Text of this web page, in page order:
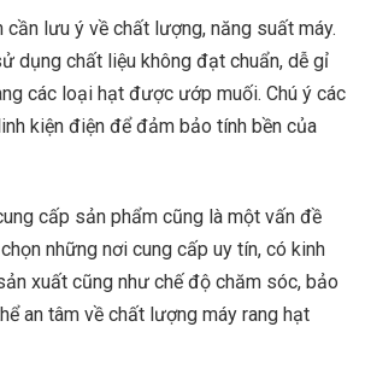
cần lưu ý về chất lượng, năng suất máy.
dụng chất liệu không đạt chuẩn, dễ gỉ
các loại hạt được ướp muối. Chú ý các
kiện điện để đảm bảo tính bền của
cấp sản phẩm cũng là một vấn đề
những nơi cung cấp uy tín, có kinh
xuất cũng như chế độ chăm sóc, bảo
an tâm về chất lượng máy rang hạt